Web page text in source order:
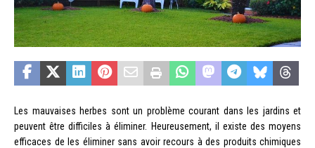
Les mauvaises herbes sont un problème courant dans les jardins et
peuvent être difficiles à éliminer. Heureusement, il existe des moyens
efficaces de les éliminer sans avoir recours à des produits chimiques